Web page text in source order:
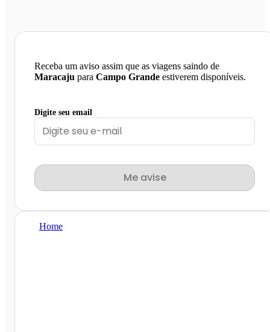
Receba um aviso assim que as viagens saindo de
Maracaju para Campo Grande estiverem disponíveis.
Digite seu email
Me avise
Home